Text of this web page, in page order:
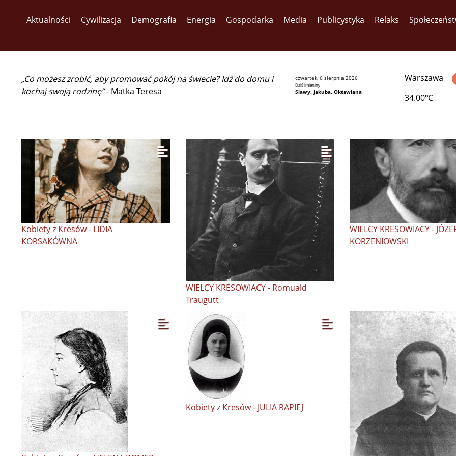
Aktualności Cywilizacja Demografia Energia Gospodarka Media Publicystyka Relaks
„Co możesz zrobić, aby promować pokój na świecie? Idź do domu i
kochaj swoją rodzinę”- Matka Teresa
czwartek, 6 sierpnia 2026
Dziś imieniny
Slawy, Jakuba, Oktawiana
Warszawa
34.00℃
Kobiety z Kresów - LIDIA
KORSAKÓWNA
WIELCY KRESOWIACY - Romuald
Traugutt
WIELCY KRESOWIACY -
KORZENIOWSKI
Kobiety z Kresów - JULIA RAPIEJ